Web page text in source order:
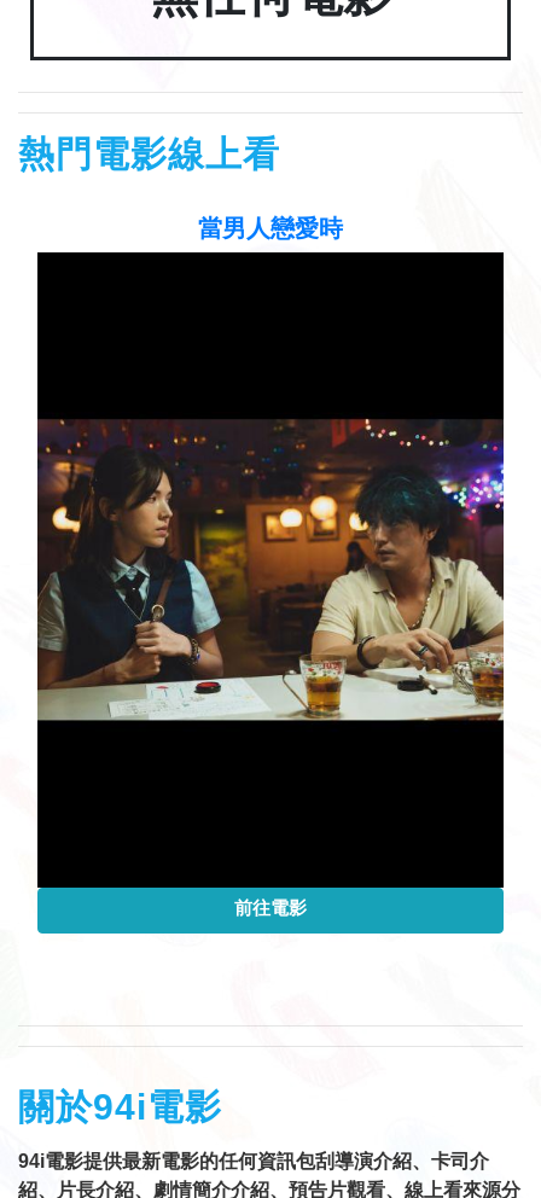
熱門電影線上看
當男人戀愛時
前往電影
關於94i電影
94i電影提供最新電影的任何資訊包刮導演介紹、卡司介
紹、片長介紹、劇情簡介介紹、預告片觀看、線上看來源分